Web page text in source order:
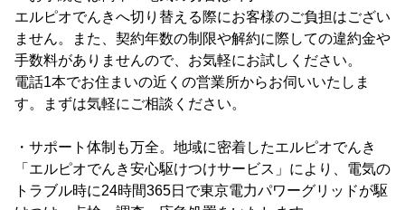
エルピオでんきへ切り替える際にお客様のご負担はござい
ません。また、契約年数の制限や解約に際しての違約金や
手数料がありませんので、お気軽にお試しください。
電話1本でお住まいの近くの営業所からお伺いいたしま
す。まずは気軽にご相談ください。
・サポート体制も万全。地域に密着したエルピオでんき
「エルピオでんき安心駆けつけサービス」により、電気の
トラブル時に24時間365日で東京電力パワーグリッドが駆